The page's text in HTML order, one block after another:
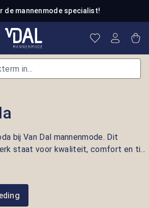
de mannenmode specialist!
Je hebt 0
bij Van Dal mannenmode. Dit
staat voor kwaliteit, comfort en ti...